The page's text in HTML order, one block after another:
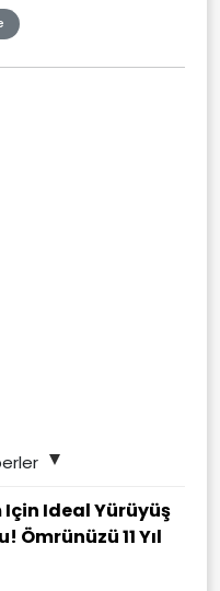
Için Ideal Yürüyüş
Ömrünüzü 11 Yıl